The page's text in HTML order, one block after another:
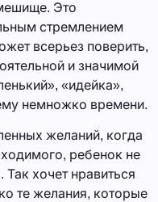
Это
стремлением
всерьез поверить,
и значимой
«идейка»,
немножко времени.
желаний, когда
ребенок не
хочет нравиться
те желания, которые